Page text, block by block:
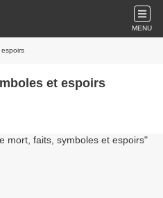
MENU
et espoirs